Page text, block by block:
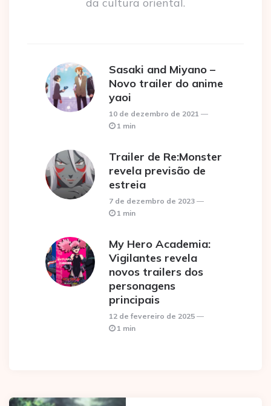
Sasaki and Miyano –
Novo trailer do anime
yaoi
10 de dezembro de 2021
1 min
Trailer de Re:Monster
revela previsão de
estreia
7 de dezembro de 2023
1 min
My Hero Academia:
Vigilantes revela
novos trailers dos
personagens
principais
12 de fevereiro de 2025
1 min
Post